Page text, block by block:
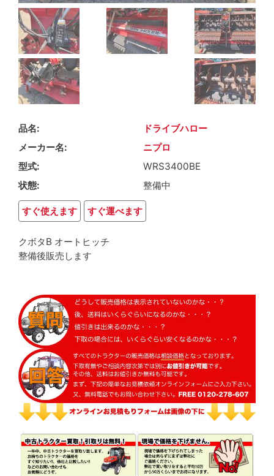
品名
ドライブハロー
メーカー名
ニプロ
型式
WRS3400BE
状態
整備中
すぐ使えます すぐ運べます
クボタB オートヒッチ
整備後販売します